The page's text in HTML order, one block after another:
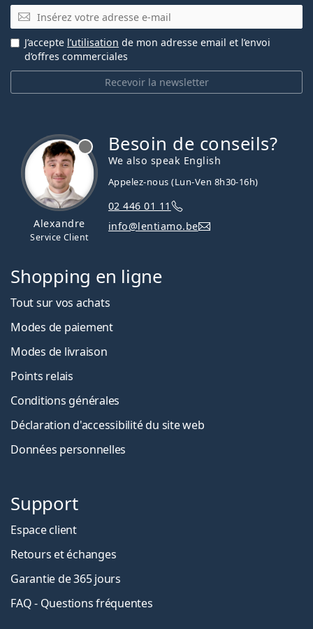
E-mail
Recevoir la newsletter
J’accepte l’utilisation de mon adresse email et l’envoi
d’offres commerciales
Alexandre
Service Client
Besoin de conseils?
We also speak English
Appelez-nous (Lun-Ven 8h30-16h)
02 446 01 11
info@lentiamo.be
Shopping en ligne
Tout sur vos achats
Modes de paiement
Modes de livraison
Points relais
Conditions générales
Déclaration d'accessibilité du site web
Données personnelles
Support
Espace client
Retours et échanges
Garantie de 365 jours
FAQ - Questions fréquentes